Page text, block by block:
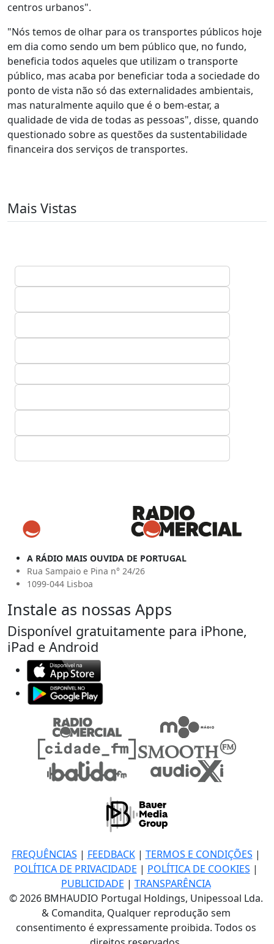
centros urbanos".
"Nós temos de olhar para os transportes públicos hoje
em dia como sendo um bem público que, no fundo,
beneficia todos aqueles que utilizam o transporte
público, mas acaba por beneficiar toda a sociedade do
ponto de vista não só das externalidades ambientais,
mas naturalmente aquilo que é o bem-estar, a
qualidade de vida de todas as pessoas", disse, quando
questionado sobre as questões da sustentabilidade
financeira dos serviços de transportes.
Mais Vistas
A RÁDIO MAIS OUVIDA DE PORTUGAL
Rua Sampaio e Pina n° 24/26
1099-044 Lisboa
Instale as nossas Apps
Disponível gratuitamente para iPhone,
iPad e Android
FREQUÊNCIAS | FEEDBACK| TERMOS E CONDIÇÕES |
POLÍTICA DE PRIVACIDADE | POLÍTICA DE COOKIES |
PUBLICIDADE | TRANSPARÊNCIA
© 2026 BMHAUDIO Portugal Holdings, Unipessoal Lda.
& Comandita, Qualquer reprodução sem
consentimento é expressamente proibida. Todos os